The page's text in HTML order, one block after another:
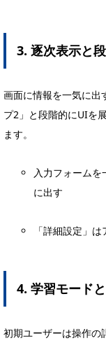
3. 逐次表示と
画面に情報を一気に
プ2」と段階的にUIを
ます。
入力フォーム
に出す
「詳細設定」
4. 学習モード
初期ユーザーは操作の